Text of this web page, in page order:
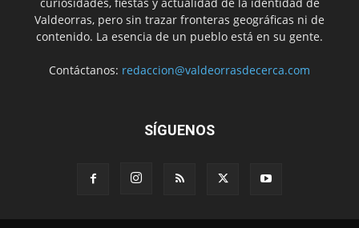
Valdeorras, pero sin trazar fronteras geográficas ni de
contenido. La esencia de un pueblo está en su gente.
Contáctanos: redaccion@valdeorrasdecerca.com
SÍGUENOS